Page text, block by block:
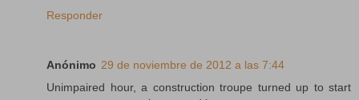
Responder
Anónimo 29 de noviembre de 2012 a las 7:44
Unimpaired hour, a construction troupe turned up to start